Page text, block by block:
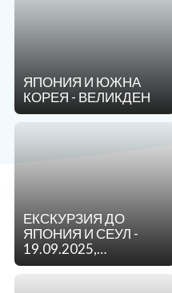
0879 990 698
ЯПОНИЯ И ЮЖНА
КОРЕЯ - ВЕЛИКДЕН
ЕКСКУРЗИЯ ДО
ЯПОНИЯ И СЕУЛ -
19.09.2025,
17.10.2025,
07.11.2025